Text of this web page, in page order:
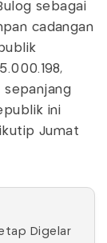
sebagai
cadangan
ini
Jumat
Digelar